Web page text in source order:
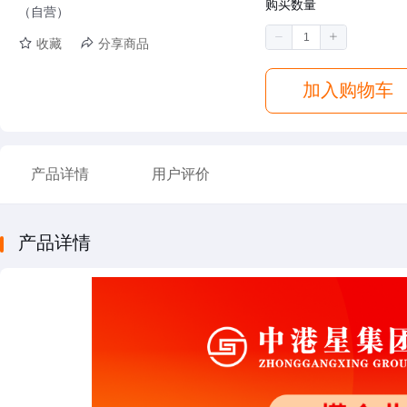
（自营）
收藏 分享商品
购买数量
加入购物车
产品详情 用户评价
产品详情